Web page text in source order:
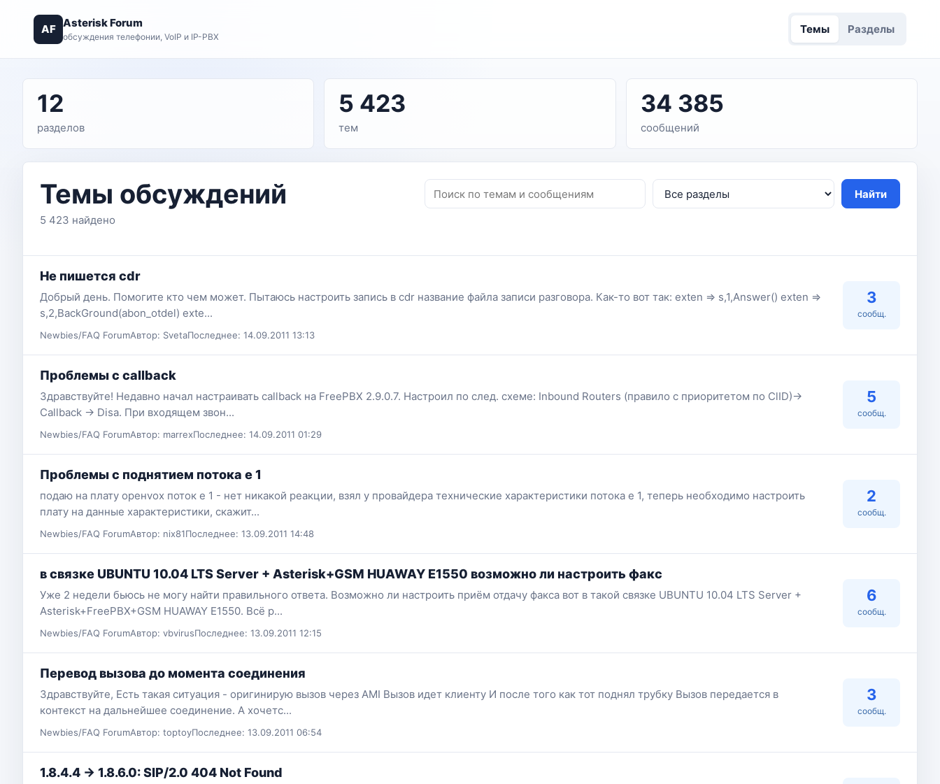
AF Asterisk Forum
обсуждения телефонии, VoIP и IP-PBX
Темы Разделы
12
разделов
5 423
тем
34 385
сообщений
Темы обсуждений
5 423 найдено
Найти
Не пишется cdr
Добрый день. Помогите кто чем может. Пытаюсь настроить запись в cdr название файла записи разговора. Как-то вот так: exten => s,1,Answer() exten =>
s,2,BackGround(abon_otdel) exte...
Newbies/FAQ ForumАвтор: SvetaПоследнее: 14.09.2011 13:13
3
сообщ.
Проблемы с callback
Здравствуйте! Недавно начал настраивать callback на FreePBX 2.9.0.7. Настроил по след. схеме: Inbound Routers (правило с приоритетом по ClID)->
Callback -> Disa. При входящем звон...
Newbies/FAQ ForumАвтор: marrexПоследнее: 14.09.2011 01:29
5
сообщ.
Проблемы с поднятием потока е 1
подаю на плату оренvох поток е 1 - нет никакой реакции, взял у провайдера технические характеристики потока е 1, теперь необходимо настроить
плату на данные характеристики, скажит...
Newbies/FAQ ForumАвтор: nix81Последнее: 13.09.2011 14:48
2
сообщ.
в связке UBUNTU 10.04 LTS Server + Asterisk+GSM HUAWAY E1550 возможно ли настроить факс
Уже 2 недели бьюсь не могу найти правильного ответа. Возможно ли настроить приём отдачу факса вот в такой связке UBUNTU 10.04 LTS Server +
Asterisk+FreePBX+GSM HUAWAY E1550. Всё р...
Newbies/FAQ ForumАвтор: vbvirusПоследнее: 13.09.2011 12:15
6
сообщ.
Перевод вызова до момента соединения
Здравствуйте, Есть такая ситуация - оригинирую вызов через AMI Вызов идет клиенту И после того как тот поднял трубку Вызов передается в
контекст на дальнейшее соединение. А хочетс...
Newbies/FAQ ForumАвтор: toptoyПоследнее: 13.09.2011 06:54
3
сообщ.
1.8.4.4 -> 1.8.6.0: SIP/2.0 404 Not Found